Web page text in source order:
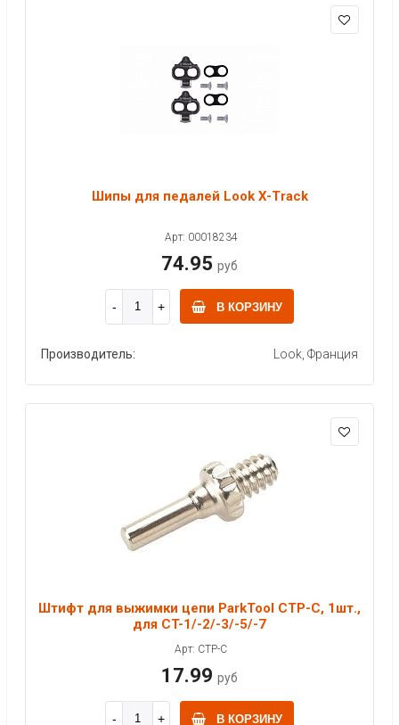
Шипы для педалей Look X-Track
Арт: 00018234
74.95 руб
В КОРЗИНУ
Производитель: Look, Франция
Штифт для выжимки цепи ParkTool CTP-C, 1шт.,
для CT-1/-2/-3/-5/-7
Арт: CTP-C
17.99 руб
В КОРЗИНУ